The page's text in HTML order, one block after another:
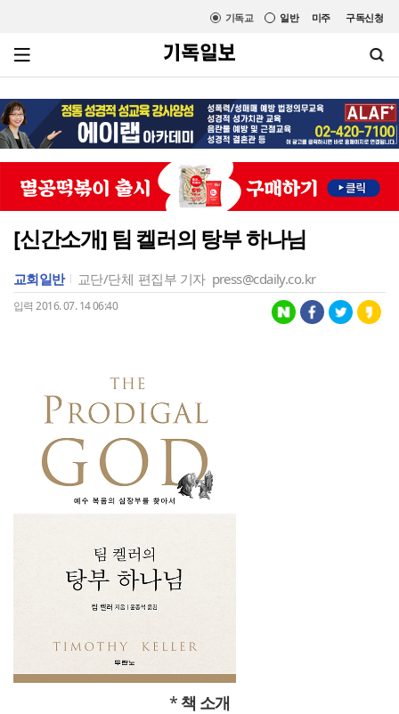
미주 구독신청
일반
기독교
[신간소개] 팀 켈러의 탕부 하나님
교회일반 교단/단체 편집부 기자 press@cdaily.co.kr
입력 2016. 07. 14 06:40
*책 소개